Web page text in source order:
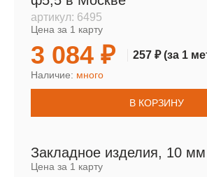
артикул: 6495
Цена за 1 карту
3 084 ₽ 257 ₽(за 1
Наличие: много
В КОРЗИНУ
Закладное изделия, 10
Цена за 1 карту